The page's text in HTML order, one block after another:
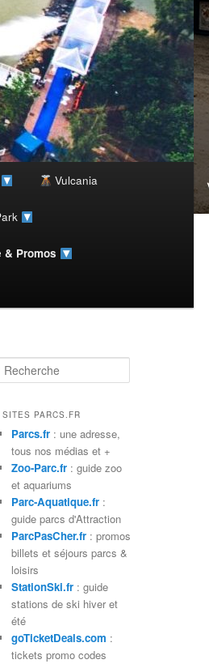
Vulcania
& Promos
PARCS.FR
Parcs.fr: une adresse,
tous nos médias et +
Zoo-Parc.fr: guide zoo
et aquariums
Parc-Aquatique.fr:
guide parcs d'Attraction
ParcPasCher.fr: promos
billets et séjours parcs &
loisirs
StationSki.fr: guide
stations de ski hiver et
été
goTicketDeals.com :
tickets promo codes